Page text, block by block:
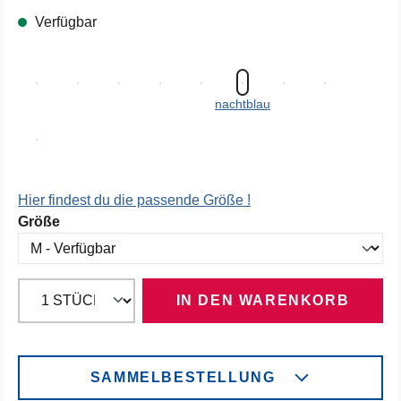
Verfügbar
nachtblau
Hier findest du die passende Größe !
Größeauswählen
IN DEN WARENKORB
SAMMELBESTELLUNG